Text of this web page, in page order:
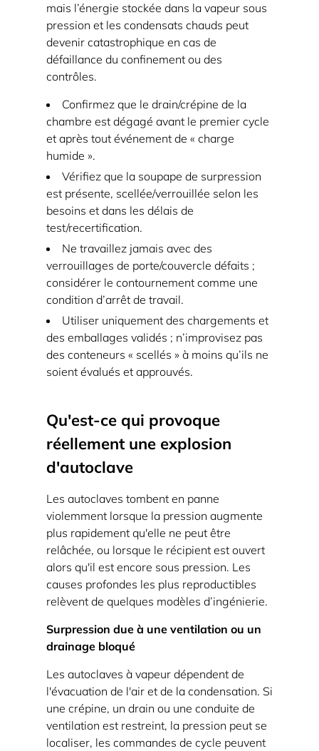
ou
un
drainage
bloqué
2.2
Décompression
défaillante
ou
désactivée
2.3
Défaite
du
verrouillage
et
ouverture
prématurée
2.4
Réactions
induites
par
charge
dangers
liés
conteneurs
scellés
3
Les
opérateurs
de
listes
de
de
prévention
peuvent
utiliser
mais l’énergie stockée dans la vapeur sous
pression et les condensats chauds peut
devenir catastrophique en cas de
défaillance du confinement ou des
contrôles.
Confirmez que le drain/crépine de la
chambre est dégagé avant le premier cycle
et après tout événement de « charge
humide ».
Vérifiez que la soupape de surpression
est présente, scellée/verrouillée selon les
besoins et dans les délais de
test/recertification.
Ne travaillez jamais avec des
verrouillages de porte/couvercle défaits ;
considérer le contournement comme une
condition d’arrêt de travail.
Utiliser uniquement des chargements et
des emballages validés ; n’improvisez pas
des conteneurs « scellés » à moins qu’ils ne
soient évalués et approuvés.
Qu'est-ce qui provoque
réellement une explosion
d'autoclave
Les autoclaves tombent en panne
violemment lorsque la pression augmente
plus rapidement qu'elle ne peut être
relâchée, ou lorsque le récipient est ouvert
alors qu'il est encore sous pression. Les
causes profondes les plus reproductibles
relèvent de quelques modèles d’ingénierie.
Surpression due à une ventilation ou un
drainage bloqué
Les autoclaves à vapeur dépendent de
l'évacuation de l'air et de la condensation. Si
une crépine, un drain ou une conduite de
ventilation est restreint, la pression peut se
localiser, les commandes de cycle peuvent